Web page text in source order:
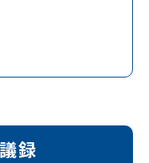
録